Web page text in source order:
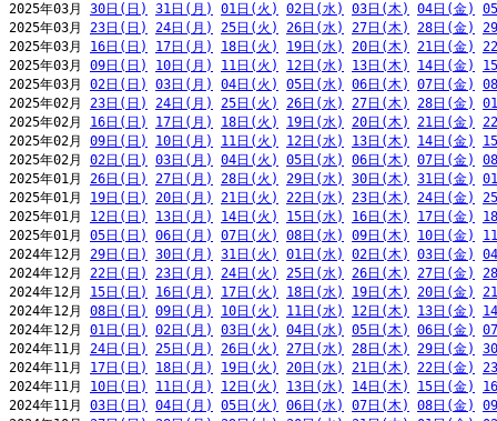
2025年03月 30日(日) 31日(月) 01日(火) 02日(水) 03日(木) 04日(金)
2025年03月 23日(日) 24日(月) 25日(火) 26日(水) 27日(木) 28日(金)
2025年03月 16日(日) 17日(月) 18日(火) 19日(水) 20日(木) 21日(金)
2025年03月 09日(日) 10日(月) 11日(火) 12日(水) 13日(木) 14日(金)
2025年03月 02日(日) 03日(月) 04日(火) 05日(水) 06日(木) 07日(金)
2025年02月 23日(日) 24日(月) 25日(火) 26日(水) 27日(木) 28日(金)
2025年02月 16日(日) 17日(月) 18日(火) 19日(水) 20日(木) 21日(金)
2025年02月 09日(日) 10日(月) 11日(火) 12日(水) 13日(木) 14日(金)
2025年02月 02日(日) 03日(月) 04日(火) 05日(水) 06日(木) 07日(金)
2025年01月 26日(日) 27日(月) 28日(火) 29日(水) 30日(木) 31日(金)
2025年01月 19日(日) 20日(月) 21日(火) 22日(水) 23日(木) 24日(金)
2025年01月 12日(日) 13日(月) 14日(火) 15日(水) 16日(木) 17日(金)
2025年01月 05日(日) 06日(月) 07日(火) 08日(水) 09日(木) 10日(金)
2024年12月 29日(日) 30日(月) 31日(火) 01日(水) 02日(木) 03日(金)
2024年12月 22日(日) 23日(月) 24日(火) 25日(水) 26日(木) 27日(金)
2024年12月 15日(日) 16日(月) 17日(火) 18日(水) 19日(木) 20日(金)
2024年12月 08日(日) 09日(月) 10日(火) 11日(水) 12日(木) 13日(金)
2024年12月 01日(日) 02日(月) 03日(火) 04日(水) 05日(木) 06日(金)
2024年11月 24日(日) 25日(月) 26日(火) 27日(水) 28日(木) 29日(金)
2024年11月 17日(日) 18日(月) 19日(火) 20日(水) 21日(木) 22日(金)
2024年11月 10日(日) 11日(月) 12日(火) 13日(水) 14日(木) 15日(金)
2024年11月 03日(日) 04日(月) 05日(火) 06日(水) 07日(木) 08日(金)